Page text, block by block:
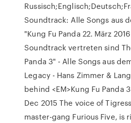
Soundtrack: Alle Songs aus
"Kung Fu Panda 22. März
Soundtrack vertreten sind
Panda 3" - Alle Songs aus
Legacy - Hans Zimmer &
behind <EM>Kung Fu Panda
Dec 2015 The voice of
master-gang Furious Five, is